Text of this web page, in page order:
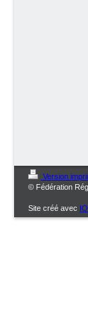
Version
© Fédération
Site créé avec